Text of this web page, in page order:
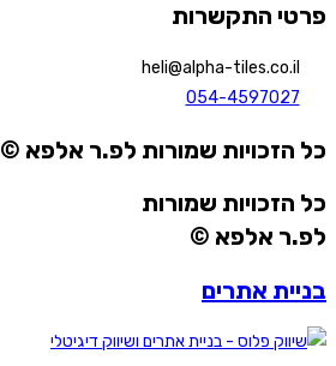
פרטי התקשרות
heli@alpha-tiles.co.il
054-4597027
כל הזכויות שמורות לפ.ר אלפא ©
כל הזכויות שמורות
לפ.ר אלפא ©
בניית אתרים